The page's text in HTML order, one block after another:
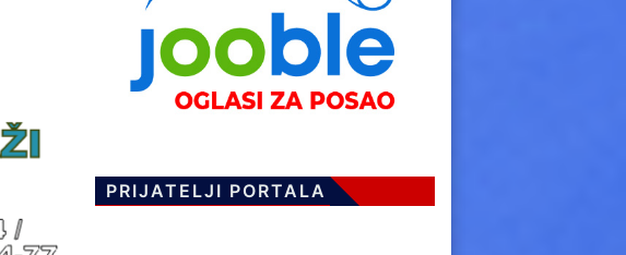
PRIJATELJI PORTALA